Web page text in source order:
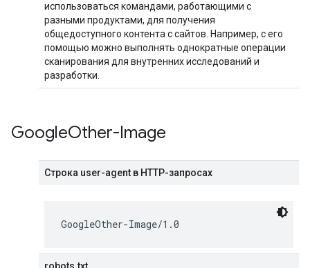
использоваться командами, работающими с
разными продуктами, для получения
общедоступного контента с сайтов. Например, с его
помощью можно выполнять однократные операции
сканирования для внутренних исследований и
разработки.
GoogleOther-Image
Строка user-agent в HTTP-запросах
GoogleOther-Image/1.0